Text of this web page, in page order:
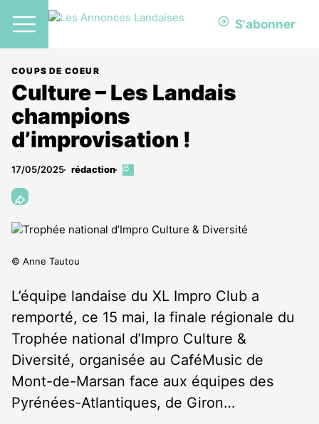
S'abonner
COUPS DE COEUR
Culture – Les Landais
champions
d’improvisation !
17/05/2025 rédaction
Cet
aux
abonnés
© Anne Tautou
L’équipe landaise du XL Impro Club a
remporté, ce 15 mai, la finale régionale du
Trophée national d’Impro Culture &
Diversité, organisée au CaféMusic de
Mont-de-Marsan face aux équipes des
Pyrénées-Atlantiques, de Giron…